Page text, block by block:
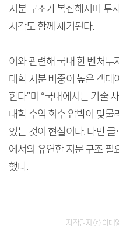
지분 구조가 복잡해지며 투
시각도 함께 제기된다.
이와 관련해 국내 한 벤처투
대학 지분 비중이 높은 캡
한다”며 “국내에서는 기술
대학 수익 회수 압박이 맞
있는 것이 현실이다. 다만
에서의 유연한 지분 구조 필
했다.
저작권자 ⓒ 이데